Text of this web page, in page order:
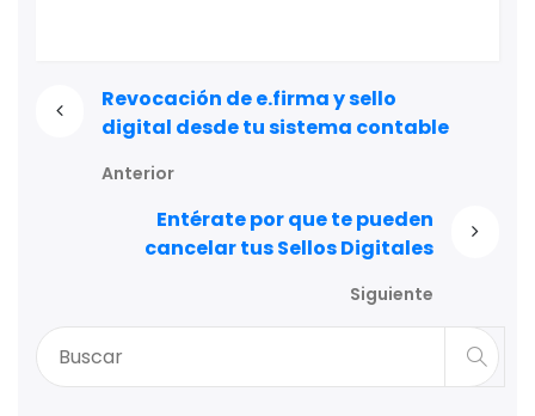
Revocación de e.firma y sello
digital desde tu sistema contable
Anterior
Entérate por que te pueden
cancelar tus Sellos Digitales
Siguiente